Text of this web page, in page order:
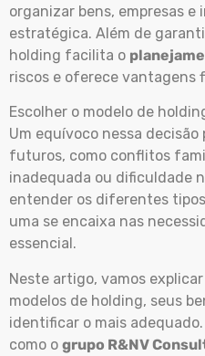
organizar bens, empresas
estratégica. Além de
holding facilita o
riscos e oferece vantagens
Escolher o modelo de
Um equívoco nessa decisão
futuros, como conflitos
inadequada ou dificuldade
entender os diferentes
uma se encaixa nas
essencial.
Neste artigo, vamos
modelos de holding, seus
identificar o mais
como o grupo R&NV